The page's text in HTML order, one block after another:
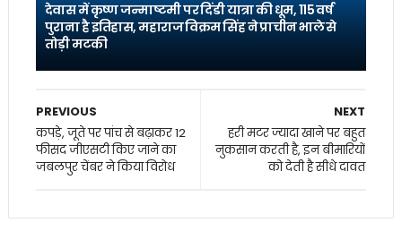
देवास में कृष्ण जन्माष्टमी पर दिंडी यात्रा की धूम, 115 वर्ष
पुराना है इतिहास, महाराज विक्रम सिंह ने प्राचीन भाले से
तोड़ी मटकी
NEXT
हरी मटर ज्‍यादा खाने पर बहुत
नुकसान करती है, इन बीमारियों
को देती है सीधे दावत
PREVIOUS
कपड़े, जूते पर पांच से बढ़ाकर 12
फीसद जीएसटी किए जाने का
जबलपुर चेंबर ने किया विरोध